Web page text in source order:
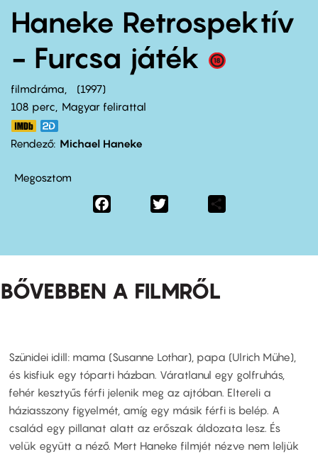
Haneke Retrospektív
- Furcsa játék
filmdráma
1997
108 perc,
Magyar felirattal
Rendező Michael Haneke
Megosztom
Facebook
BŐVEBBEN A FILMRŐL
Szünidei idill: mama (Susanne Lothar), papa (Ulrich Mühe),
és kisfiuk egy tóparti házban. Váratlanul egy golfruhás,
fehér kesztyűs férfi jelenik meg az ajtóban. Eltereli a
háziasszony figyelmét, amíg egy másik férfi is belép. A
család egy pillanat alatt az erőszak áldozata lesz. És
velük együtt a néző. Mert Haneke filmjét nézve nem leljük